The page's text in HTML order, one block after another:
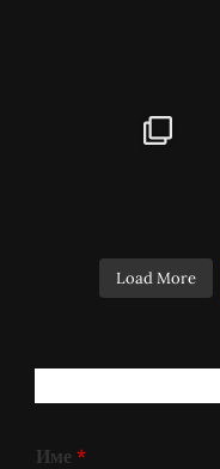
Load More
Име *